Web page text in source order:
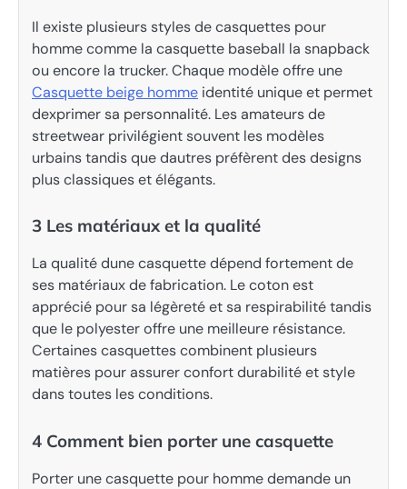
Il existe plusieurs styles de casquettes pour
homme comme la casquette baseball la snapback
ou encore la trucker. Chaque modèle offre une
Casquette beige homme identité unique et permet
dexprimer sa personnalité. Les amateurs de
streetwear privilégient souvent les modèles
urbains tandis que dautres préfèrent des designs
plus classiques et élégants.
3 Les matériaux et la qualité
La qualité dune casquette dépend fortement de
ses matériaux de fabrication. Le coton est
apprécié pour sa légèreté et sa respirabilité tandis
que le polyester offre une meilleure résistance.
Certaines casquettes combinent plusieurs
matières pour assurer confort durabilité et style
dans toutes les conditions.
4 Comment bien porter une casquette
Porter une casquette pour homme demande un